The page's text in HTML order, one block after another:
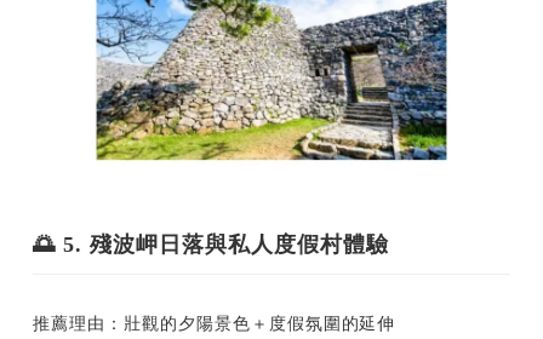
🌅 5. 殘波岬日落與私人度假村體驗
推薦理由：壯觀的夕陽景色＋度假氛圍的延伸